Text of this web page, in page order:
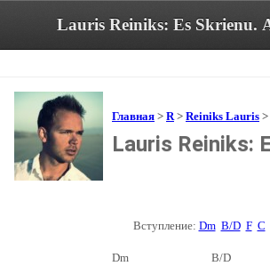
Главная > R> Reiniks Lauris
Lauris Reiniks:
Вступление: Dm B/D F C
Dm B/